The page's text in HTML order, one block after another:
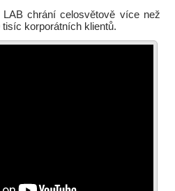
LAB chrání celosvětově více než
korporátních klientů.